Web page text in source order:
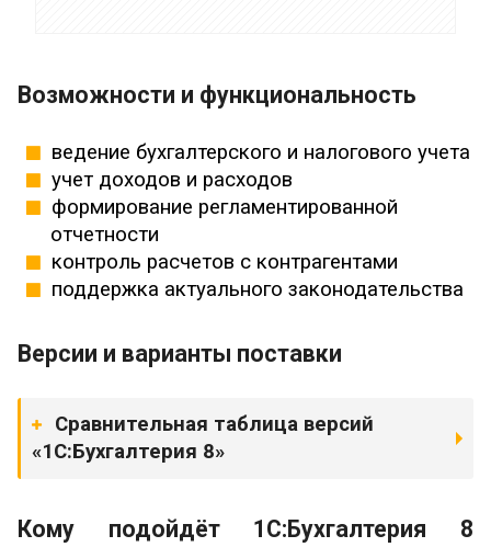
Возможности и функциональность
ведение бухгалтерского и налогового учета
учет доходов и расходов
формирование регламентированной
отчетности
контроль расчетов с контрагентами
поддержка актуального законодательства
Версии и варианты поставки
Сравнительная таблица версий
«1С:Бухгалтерия 8»
Кому подойдёт 1С:Бухгалтерия 8